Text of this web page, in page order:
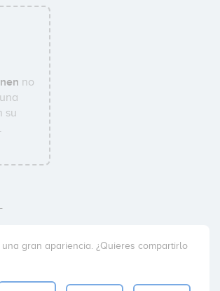
no
su
gran apariencia. ¿Quieres compartirlo